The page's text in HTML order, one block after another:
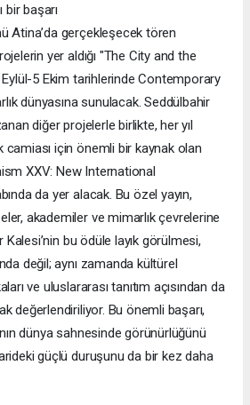
bir başarı
Atina’da gerçekleşecek tören
yer aldığı "The City and the
5 Ekim tarihlerinde Contemporary
dünyasına sunulacak. Seddülbahir
diğer projelerle birlikte, her yıl
camiası için önemli bir kaynak olan
XXV: New International
da yer alacak. Bu özel yayın,
akademiler ve mimarlık çevrelerine
Kalesi’nin bu ödüle layık görülmesi,
değil; aynı zamanda kültürel
ve uluslararası tanıtım açısından da
değerlendiriliyor. Bu önemli başarı,
dünya sahnesinde görünürlüğünü
güçlü duruşunu da bir kez daha